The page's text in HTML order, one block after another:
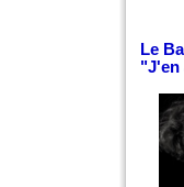
Le
"J'en